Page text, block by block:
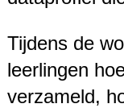
Tijdens de
leerlingen
verzameld,